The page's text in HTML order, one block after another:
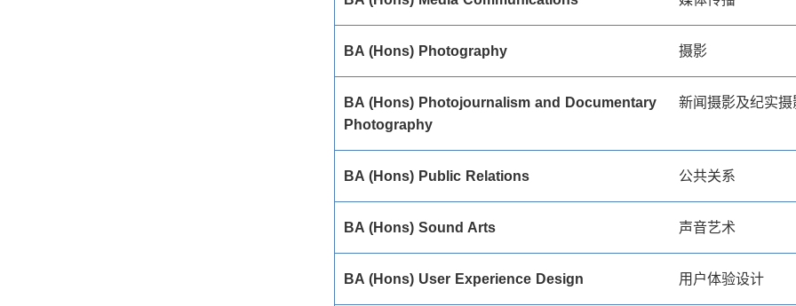
BA (Hons) Photography 摄影
BA (Hons) Photojournalism and Documentary
Photography
新闻摄影及纪实摄
BA (Hons) Public Relations 公共关系
BA (Hons) Sound Arts 声音艺术
BA (Hons) User Experience Design 用户体验设计